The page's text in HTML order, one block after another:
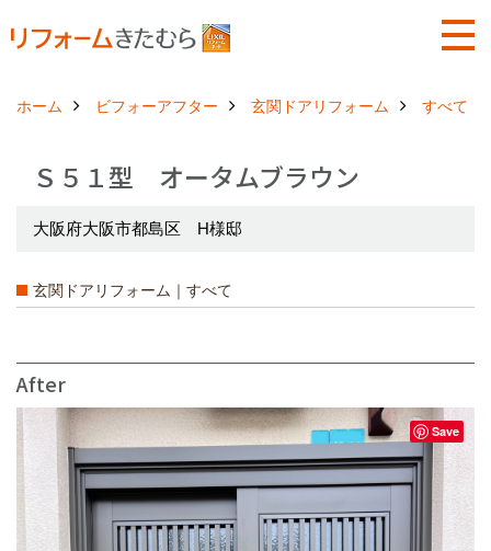
ホーム ビフォーアフター 玄関ドアリフォーム すべて
Ｓ５１型 オータムブラウン
大阪府大阪市都島区 H様邸
玄関ドアリフォーム｜すべて
After
Save